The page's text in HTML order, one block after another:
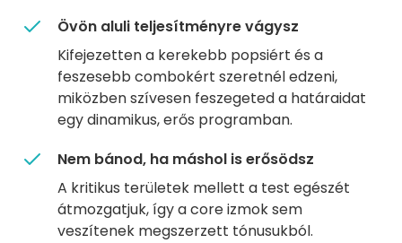
Övön aluli teljesítményre vágysz
Kifejezetten a kerekebb popsiért és a
feszesebb combokért szeretnél edzeni,
miközben szívesen feszegeted a határaidat
egy dinamikus, erős programban.
Nem bánod, ha máshol is erősödsz
A kritikus területek mellett a test egészét
átmozgatjuk, így a core izmok sem
veszítenek megszerzett tónusukból.